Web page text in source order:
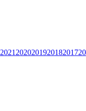
2021 2020201920182017